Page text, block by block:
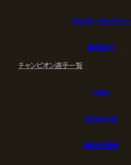
ポスターギャラリー
選手紹介
チャンピオン選手一覧
Q&A
NOAHとは
練習生募集